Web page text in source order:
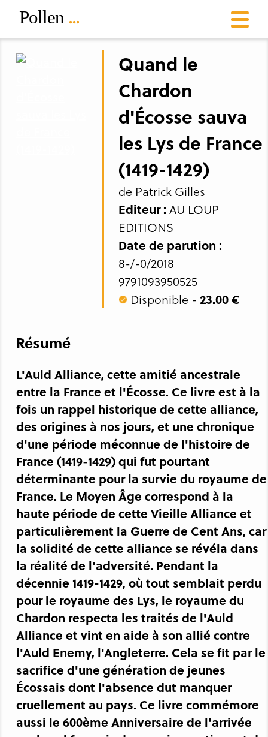
Quand le
Chardon
d'Écosse sauva
les Lys de France
(1419-1429)
de Patrick Gilles
Editeur : AU LOUP
EDITIONS
Date de parution :
8-/-0/2018
9791093950525
Disponible - 23.00 €
Résumé
L'Auld Alliance, cette amitié ancestrale
entre la France et l'Écosse. Ce livre est à la
fois un rappel historique de cette alliance,
des origines à nos jours, et une chronique
d'une période méconnue de l'histoire de
France (1419-1429) qui fut pourtant
déterminante pour la survie du royaume de
France. Le Moyen Âge correspond à la
haute période de cette Vieille Alliance et
particulièrement la Guerre de Cent Ans, car
la solidité de cette alliance se révéla dans
la réalité de l'adversité. Pendant la
décennie 1419-1429, où tout semblait perdu
pour le royaume des Lys, le royaume du
Chardon respecta les traités de l'Auld
Alliance et vint en aide à son allié contre
l'Auld Enemy, l'Angleterre. Cela se fit par le
sacrifice d'une génération de jeunes
Écossais dont l'absence dut manquer
cruellement au pays. Ce livre commémore
aussi le 600ème Anniversaire de l'arrivée